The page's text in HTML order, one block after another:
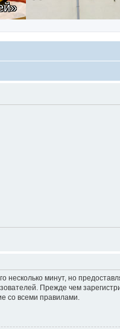
минут, но
Прежде чем
со всеми правилами.